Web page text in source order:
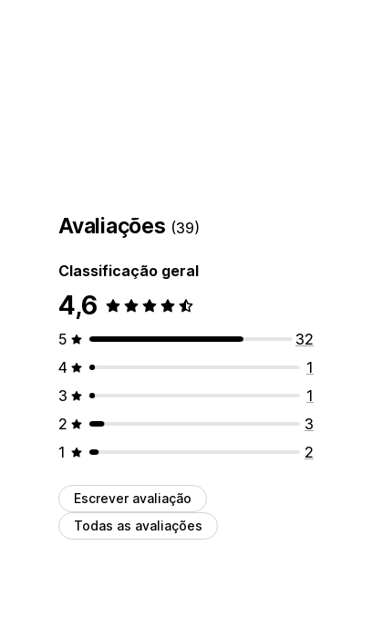
Avaliações (39)
Classificação geral
4,6
5
32
4
1
3
1
2
3
1
2
Escrever avaliação
Todas as avaliações